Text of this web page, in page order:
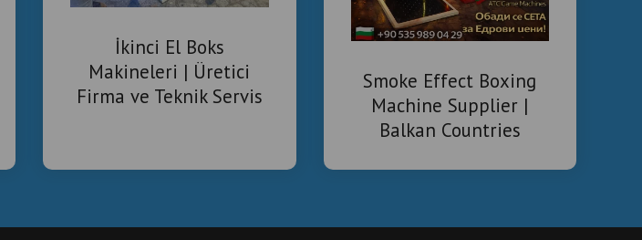
İkinci El Boks
Makineleri | Üretici
Firma ve Teknik Servis
Smoke Effect Boxing
Machine Supplier |
Balkan Countries